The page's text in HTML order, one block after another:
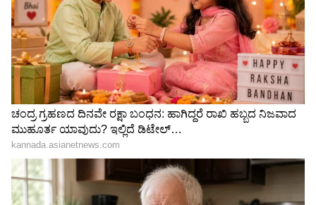
ತೂಕ ನಿಯಂತ್ರಣ
ನೀವು ಗೋಧಿ ಬದಲು ಸಿರಿಧಾನ್ಯಗಳ ಚಪಾತಿ ಸೇವನೆ ಶುರು
ಮಾಡಿದ್ರೆ ಸಿರಿಧಾನ್ಯಗಳಲ್ಲಿರುವ ನಾರಿನಾಂಶ ಹೆಚ್ಚು ಹೊತ್ತು
ಹೊಟ್ಟೆ ತುಂಬಿದ ಅನುಭವ ನೀಡುತ್ತದೆ. ಹಾಗಾಗಿ ನೀವು ಪದೇ
ಪದೇ ಆಹಾರ ಸೇವನೆ ಮಾಡುವ ಅಗತ್ಯ ಇರೋದಿಲ್ಲ. ಇದ್ರಿಂದ
ತೂಕ ನಿಯಂತ್ರಣಕ್ಕೆ ಬರುತ್ತದೆ. ರಕ್ತದಲ್ಲಿನ ಸಕ್ಕರೆಯ ಮಟ್ಟ
ಸ್ಥಿರವಾಗಿಡಲು ಸಹ ಇದು ನೆರವಾಗಬಹುದು. ಇದನ್ನು ನೀವು
ಸಮತೋಲಿತ ಆಹಾರದ ಭಾಗವಾಗಿ ಸೇವಿಸಿದರೆ ಉತ್ತಮ.